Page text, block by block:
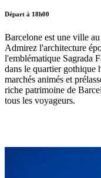
Départ à 18h00
Barcelone est une ville
Admirez l'architecture
l'emblématique Sagrada
dans le quartier gothique
marchés animés et
riche patrimoine de
tous les voyageurs.